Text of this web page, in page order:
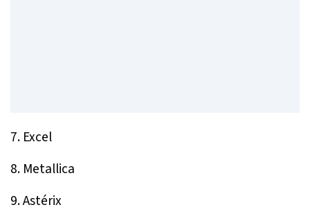
7. Excel
8. Metallica
9. Astérix